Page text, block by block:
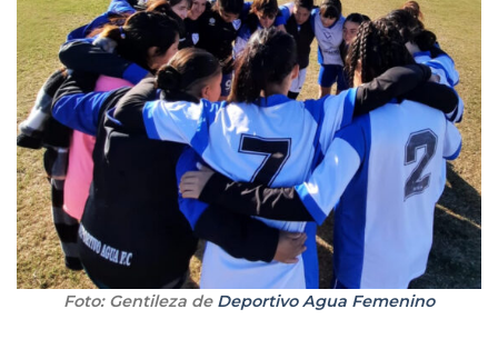
Foto: Gentileza de Deportivo Agua Femenino